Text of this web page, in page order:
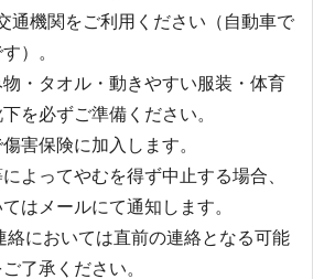
機関をご利用ください（自動車で
）。
・タオル・動きやすい服装・体育
を必ずご準備ください。
害保険に加入します。
よってやむを得ず中止する場合、
はメールにて通知します。
においては直前の連絡となる可能
了承ください。